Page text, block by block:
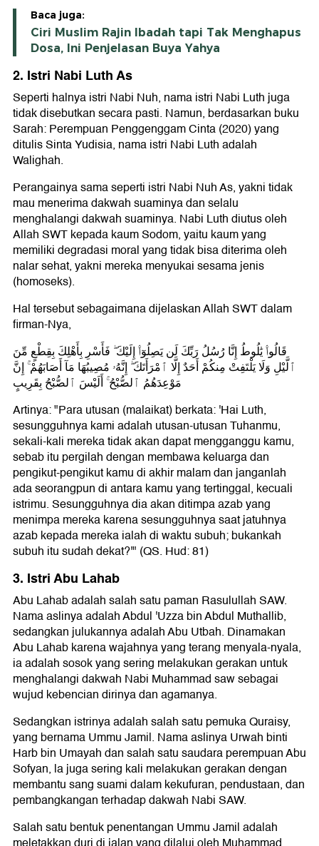
Baca juga:
Ciri Muslim Rajin Ibadah tapi Tak Menghapus
Dosa, Ini Penjelasan Buya Yahya
2. Istri Nabi Luth As
Seperti halnya istri Nabi Nuh, nama istri Nabi Luth juga
tidak disebutkan secara pasti. Namun, berdasarkan buku
Sarah: Perempuan Penggenggam Cinta (2020) yang
ditulis Sinta Yudisia, nama istri Nabi Luth adalah
Walighah.
Perangainya sama seperti istri Nabi Nuh As, yakni tidak
mau menerima dakwah suaminya dan selalu
menghalangi dakwah suaminya. Nabi Luth diutus oleh
Allah SWT kepada kaum Sodom, yaitu kaum yang
memiliki degradasi moral yang tidak bisa diterima oleh
nalar sehat, yakni mereka menyukai sesama jenis
(homoseks).
Hal tersebut sebagaimana dijelaskan Allah SWT dalam
firman-Nya,
قَالُوا۟ يَٰلُوطُ إِنَّا رُسُلُ رَبِّكَ لَن يَصِلُوٓا۟ إِلَيْكَ ۖ فَأَسْرِ بِأَهْلِكَ بِقِطْعٍ مِّنَ
ٱلَّيْلِ وَلَا يَلْتَفِتْ مِنكُمْ أَحَدٌ إِلَّا ٱمْرَأَتَكَ ۖ إِنَّهُۥ مُصِيبُهَا مَآ أَصَابَهُمْ ۚ إِنَّ
مَوْعِدَهُمُ ٱلصُّبْحُ ۚ أَلَيْسَ ٱلصُّبْحُ بِقَرِيبٍ
Artinya: "Para utusan (malaikat) berkata: 'Hai Luth,
sesungguhnya kami adalah utusan-utusan Tuhanmu,
sekali-kali mereka tidak akan dapat mengganggu kamu,
sebab itu pergilah dengan membawa keluarga dan
pengikut-pengikut kamu di akhir malam dan janganlah
ada seorangpun di antara kamu yang tertinggal, kecuali
istrimu. Sesungguhnya dia akan ditimpa azab yang
menimpa mereka karena sesungguhnya saat jatuhnya
azab kepada mereka ialah di waktu subuh; bukankah
subuh itu sudah dekat?'" (QS. Hud: 81)
3. Istri Abu Lahab
Abu Lahab adalah salah satu paman Rasulullah SAW.
Nama aslinya adalah Abdul 'Uzza bin Abdul Muthallib,
sedangkan julukannya adalah Abu Utbah. Dinamakan
Abu Lahab karena wajahnya yang terang menyala-nyala,
ia adalah sosok yang sering melakukan gerakan untuk
menghalangi dakwah Nabi Muhammad saw sebagai
wujud kebencian dirinya dan agamanya.
Sedangkan istrinya adalah salah satu pemuka Quraisy,
yang bernama Ummu Jamil. Nama aslinya Urwah binti
Harb bin Umayah dan salah satu saudara perempuan Abu
Sofyan, la juga sering kali melakukan gerakan dengan
membantu sang suami dalam kekufuran, pendustaan, dan
pembangkangan terhadap dakwah Nabi SAW.
Salah satu bentuk penentangan Ummu Jamil adalah